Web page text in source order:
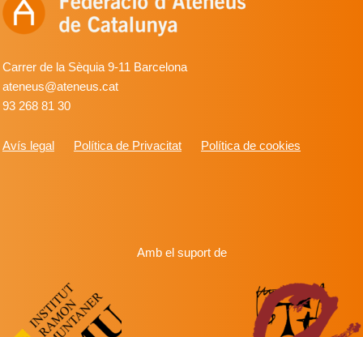
Carrer de la Sèquia 9-11 Barcelona
ateneus@ateneus.cat
93 268 81 30
Avís legal Política de Privacitat Política de cookies
Amb el suport de